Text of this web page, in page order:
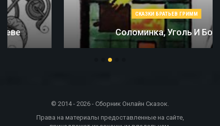
СКАЗКИ БРАТЬЕВ ГРИММ
Соломинка, Уголь И Боб
© 2014 - 2026 - Сборник Онлайн Сказок.
Права на материалы предоставленные на сайте,